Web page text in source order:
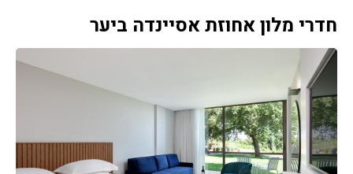
חדרי מלון אחוזת אסיינדה ביער